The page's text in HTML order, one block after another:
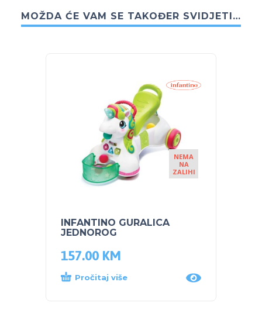
MOŽDA ĆE VAM SE TAKOĐER SVIDJETI…
NEMA
NA
ZALIHI
INFANTINO GURALICA
JEDNOROG
157.00 KM
Pročitaj više